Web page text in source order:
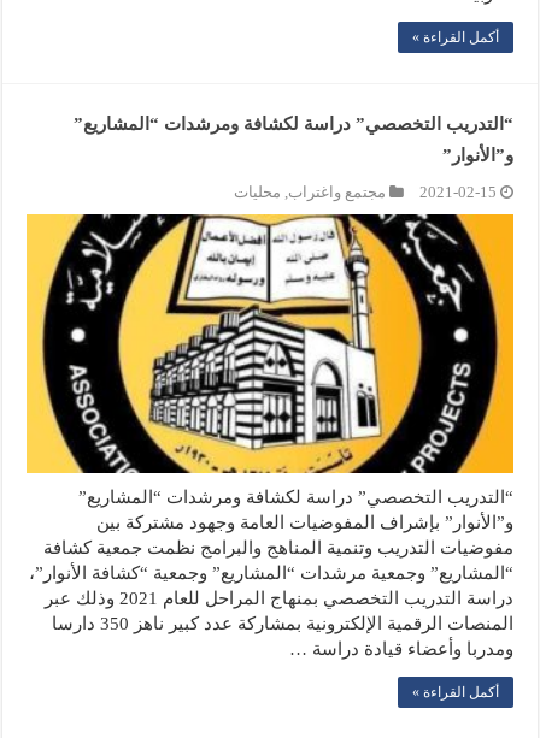
أكمل القراءة »
“التدريب التخصصي” دراسة لكشافة ومرشدات “المشاريع”
و”الأنوار”
2021-02-15 مجتمع واغتراب, محليات
“التدريب التخصصي” دراسة لكشافة ومرشدات “المشاريع”
و”الأنوار” بإشراف المفوضيات العامة وجهود مشتركة بين
مفوضيات التدريب وتنمية المناهج والبرامج نظمت جمعية كشافة
“المشاريع” وجمعية مرشدات “المشاريع” وجمعية “كشافة الأنوار”،
دراسة التدريب التخصصي بمنهاج المراحل للعام 2021 وذلك عبر
المنصات الرقمية الإلكترونية بمشاركة عدد كبير ناهز 350 دارسا
ومدربا وأعضاء قيادة دراسة …
أكمل القراءة »